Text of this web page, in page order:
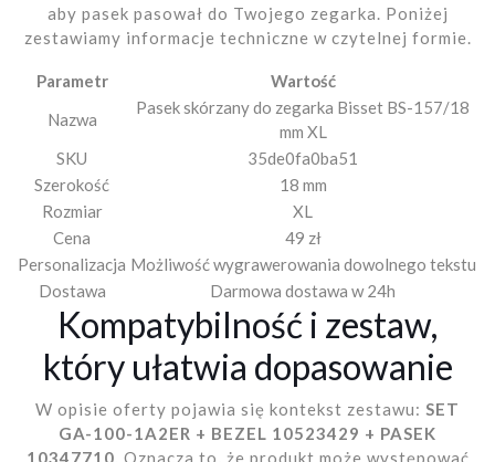
aby pasek pasował do Twojego zegarka. Poniżej
zestawiamy informacje techniczne w czytelnej formie.
Parametr
Wartość
Nazwa
Pasek skórzany do zegarka Bisset BS-157/18
mm XL
SKU
35de0fa0ba51
Szerokość
18 mm
Rozmiar
XL
Cena
49 zł
Personalizacja Możliwość wygrawerowania dowolnego tekstu
Dostawa
Darmowa dostawa w 24h
Kompatybilność i zestaw,
który ułatwia dopasowanie
W opisie oferty pojawia się kontekst zestawu: SET
GA-100-1A2ER + BEZEL 10523429 + PASEK
10347710. Oznacza to, że produkt może występować